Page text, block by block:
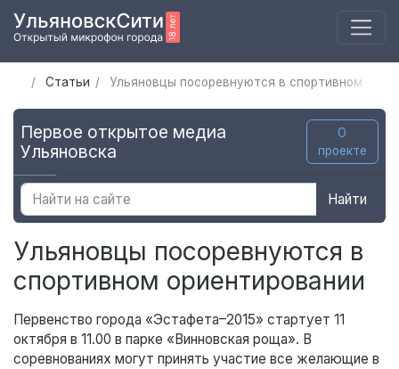
Статьи Ульяновцы посоревнуются в спортивном
Первое открытое медиа
Ульяновска
О
проекте
Найти
Ульяновцы посоревнуются в
спортивном ориентировании
Первенство города «Эстафета–2015» стартует 11
октября в 11.00 в парке «Винновская роща». В
соревнованиях могут принять участие все желающие в